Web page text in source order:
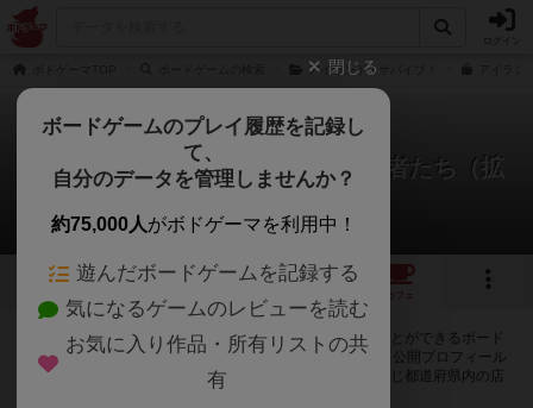
アイランド / サバイブ！
アイランド：イカとイルカと冒険者たち（拡
張）
41店のカフェ/スペースが提供中
2 2
カフェ
アイランド：イカとイルカと冒険者たち（拡張）で遊ぶことができるボード
ゲームカフェ・プレイスペースが41店登録されています。公開プロフィール
の都道府県が設定されたアカウントでログインすると、同じ都道府県内の店
閉じる
ボードゲームのプレイ履歴を記録し
て、
自分のデータを管理しませんか？
約75,000人がボドゲーマを利用中！
遊んだボードゲームを記録する
気になるゲームのレビューを読む
お気に入り作品・所有リストの共
有